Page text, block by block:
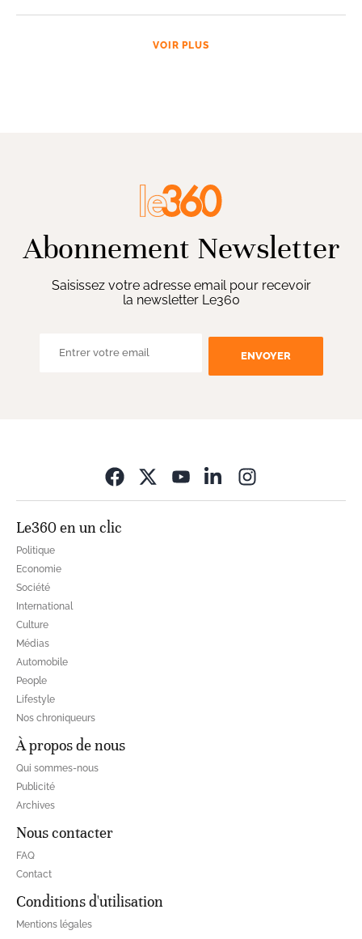
VOIR PLUS
Abonnement Newsletter
Saisissez votre adresse email pour recevoir
la newsletter Le360
ENVOYER
Le360 en un clic
Politique
Economie
Société
International
Culture
Médias
Automobile
People
Lifestyle
Nos chroniqueurs
À propos de nous
Qui sommes-nous
Publicité
Archives
Nous contacter
FAQ
Contact
Conditions d'utilisation
Mentions légales